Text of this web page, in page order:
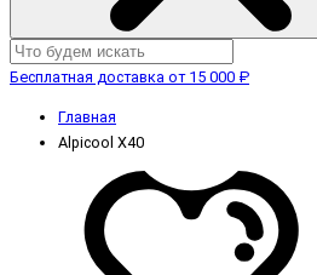
Бесплатная доставка от 15 000 ₽
Главная
Alpicool X40